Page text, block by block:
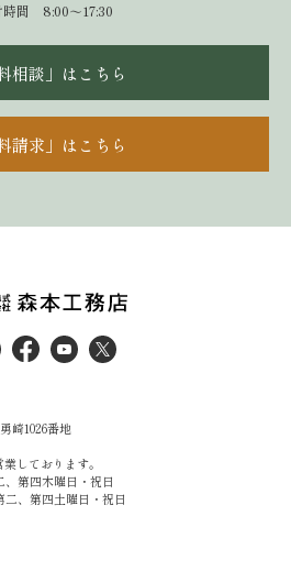
時間 8:00～17:30
相談」はこちら
請求」はこちら
崎1026番地
しております。
第四木曜日・祝日
、第四土曜日・祝日